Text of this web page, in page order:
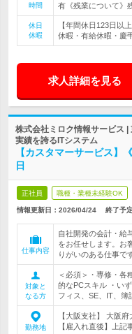
時間
有《残業について》
休日
休暇
【年間休日123日以
休暇・有給休暇・慶
求人詳細を見る
株式会社ミロク情報サービス
実績を誇るITシステム
【カスタマーサービス
日
正社員 職種・業種未経験OK
情報更新日：2026/04/24 終了予
仕事内容
自社開発の会計・給
をお任せします。お
りがいのある仕事で
対象と
なる方
＜必須＞・専修・各
的なPCスキル ・い
フィス、SE、IT、簿
勤務地
【大阪支社】 大阪
【雇入れ直後】上記